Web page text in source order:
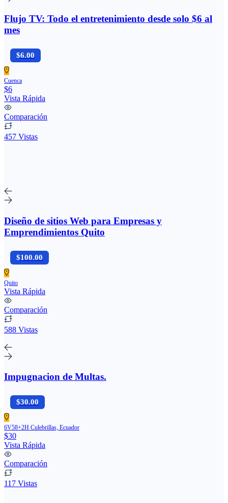
Flujo TV: Todo el entretenimiento desde solo $6 al
mes
$6.00
Cuenca
$6
Vista Rápida
Comparación
457 Vistas
Diseño de sitios Web para Empresas y
Emprendimientos Quito
$100.00
Quito
Vista Rápida
Comparación
588 Vistas
Impugnacion de Multas.
$30.00
6V58+2H Culebrillas, Ecuador
$30
Vista Rápida
Comparación
117 Vistas